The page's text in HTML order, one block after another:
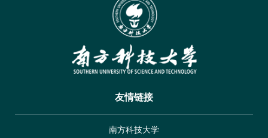
友情链接
南方科技大学